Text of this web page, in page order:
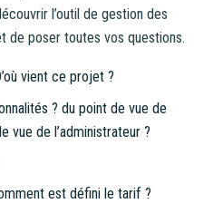
l’outil de gestion des
de poser toutes vos questions.
vient ce projet ?
? du point de vue de
vue de l’administrateur ?
est défini le tarif ?